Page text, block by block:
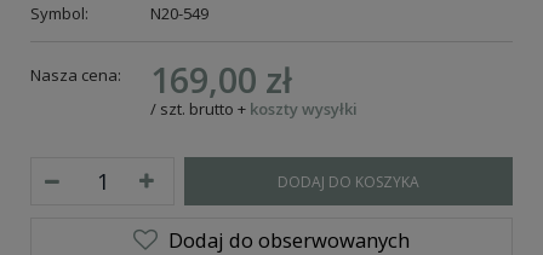
Symbol:
N20-549
Nasza cena: 169,00 zł
/ szt. brutto + koszty wysyłki
DODAJ DO KOSZYKA
Dodaj do obserwowanych